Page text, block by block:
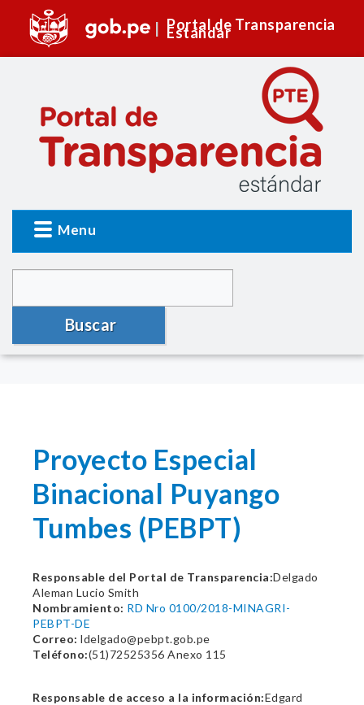
Portal de Transparencia
Estándar
Menu
Buscar
Proyecto Especial
Binacional Puyango
Tumbes (PEBPT)
Responsable del Portal de Transparencia:Delgado
Aleman Lucio Smith
Nombramiento: RD Nro 0100/2018-MINAGRI-
PEBPT-DE
Correo: ldelgado@pebpt.gob.pe
Teléfono:(51)72525356 Anexo 115
Responsable de acceso a la información:Edgard